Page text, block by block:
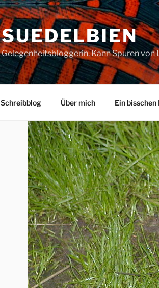
SUEDELBIEN
Gelegenheitsbloggerin. Kann Spuren
Schreibblog Über mich Ein bisschen